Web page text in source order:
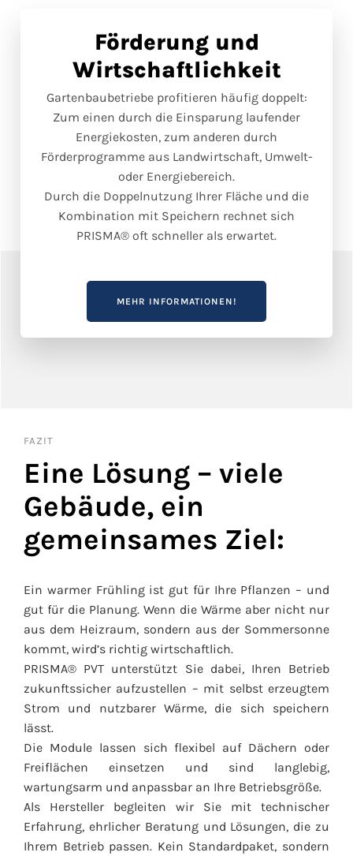
Förderung und
Wirtschaftlichkeit
Gartenbaubetriebe profitieren häufig doppelt:
Zum einen durch die Einsparung laufender
Energiekosten, zum anderen durch
Förderprogramme aus Landwirtschaft, Umwelt-
oder Energiebereich.
Durch die Doppelnutzung Ihrer Fläche und die
Kombination mit Speichern rechnet sich
PRISMA® oft schneller als erwartet.
MEHR INFORMATIONEN!
FAZIT
Eine Lösung – viele
Gebäude, ein
gemeinsames Ziel:
Ein warmer Frühling ist gut für Ihre Pflanzen – und
gut für die Planung. Wenn die Wärme aber nicht nur
aus dem Heizraum, sondern aus der Sommersonne
kommt, wird’s richtig wirtschaftlich.
PRISMA® PVT unterstützt Sie dabei, Ihren Betrieb
zukunftssicher aufzustellen – mit selbst erzeugtem
Strom und nutzbarer Wärme, die sich speichern
lässt.
Die Module lassen sich flexibel auf Dächern oder
Freiflächen einsetzen und sind langlebig,
wartungsarm und anpassbar an Ihre Betriebsgröße.
Als Hersteller begleiten wir Sie mit technischer
Erfahrung, ehrlicher Beratung und Lösungen, die zu
Ihrem Betrieb passen. Kein Standardpaket, sondern